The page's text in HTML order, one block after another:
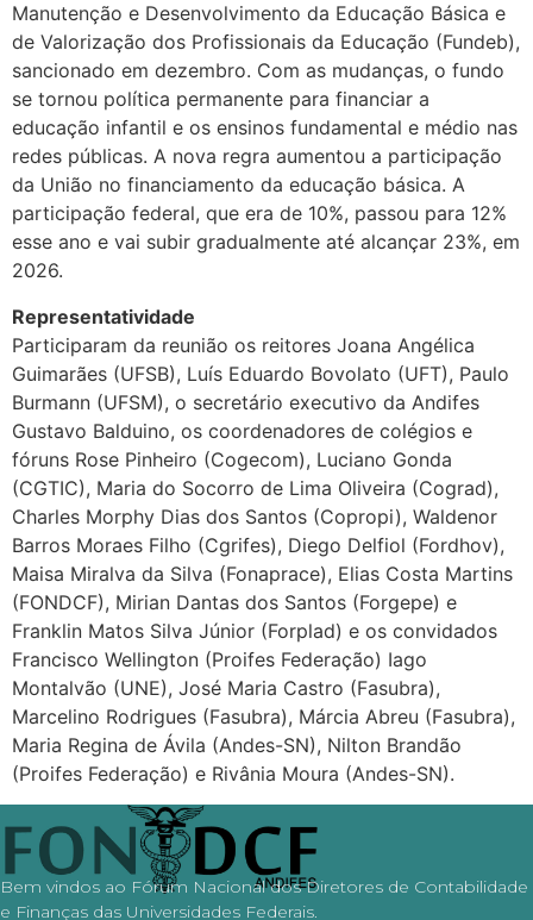
Manutenção e Desenvolvimento da Educação Básica e
de Valorização dos Profissionais da Educação (Fundeb),
sancionado em dezembro. Com as mudanças, o fundo
se tornou política permanente para financiar a
educação infantil e os ensinos fundamental e médio nas
redes públicas. A nova regra aumentou a participação
da União no financiamento da educação básica. A
participação federal, que era de 10%, passou para 12%
esse ano e vai subir gradualmente até alcançar 23%, em
2026.
Representatividade
Participaram da reunião os reitores Joana Angélica
Guimarães (UFSB), Luís Eduardo Bovolato (UFT), Paulo
Burmann (UFSM), o secretário executivo da Andifes
Gustavo Balduino, os coordenadores de colégios e
fóruns Rose Pinheiro (Cogecom), Luciano Gonda
(CGTIC), Maria do Socorro de Lima Oliveira (Cograd),
Charles Morphy Dias dos Santos (Copropi), Waldenor
Barros Moraes Filho (Cgrifes), Diego Delfiol (Fordhov),
Maisa Miralva da Silva (Fonaprace), Elias Costa Martins
(FONDCF), Mirian Dantas dos Santos (Forgepe) e
Franklin Matos Silva Júnior (Forplad) e os convidados
Francisco Wellington (Proifes Federação) Iago
Montalvão (UNE), José Maria Castro (Fasubra),
Marcelino Rodrigues (Fasubra), Márcia Abreu (Fasubra),
Maria Regina de Ávila (Andes-SN), Nilton Brandão
(Proifes Federação) e Rivânia Moura (Andes-SN).
Bem vindos ao Fórum Nacional dos Diretores de Contabilidade
e Finanças das Universidades Federais.